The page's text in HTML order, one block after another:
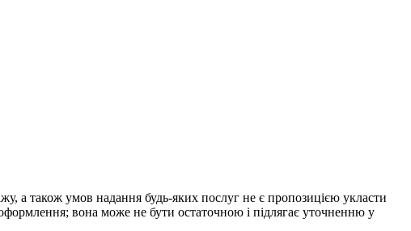
а також умов надання будь-яких послуг не є пропозицією укласти
вона може не бути остаточною і підлягає уточненню у